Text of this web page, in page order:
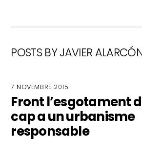
POSTS BY JAVIER
7 NOVEMBRE 2015
Front l’esgotament
cap a un urbanisme
responsable